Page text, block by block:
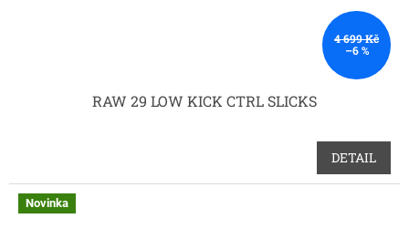
4 699 Kč
–6 %
RAW 29 LOW KICK CTRL SLICKS
DETAIL
Novinka